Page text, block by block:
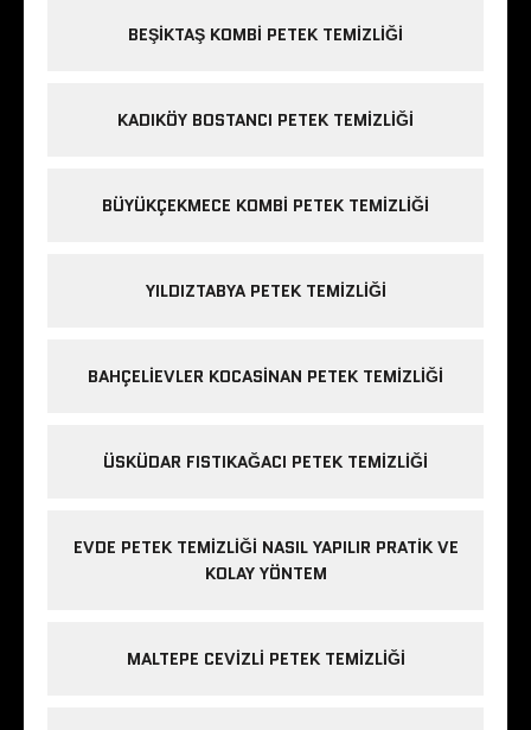
BEŞIKTAŞ KOMBI PETEK TEMIZLIĞI
KADIKÖY BOSTANCI PETEK TEMIZLIĞI
BÜYÜKÇEKMECE KOMBI PETEK TEMIZLIĞI
YILDIZTABYA PETEK TEMIZLIĞI
BAHÇELIEVLER KOCASINAN PETEK TEMIZLIĞI
ÜSKÜDAR FISTIKAĞACI PETEK TEMIZLIĞI
EVDE PETEK TEMIZLIĞI NASIL YAPILIR PRATIK VE
KOLAY YÖNTEM
MALTEPE CEVIZLI PETEK TEMIZLIĞI